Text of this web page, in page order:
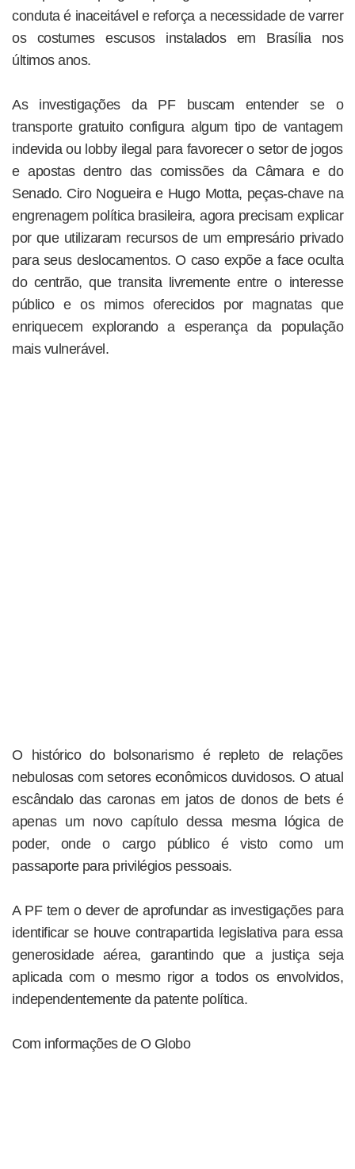
conduta é inaceitável e reforça a necessidade de varrer
os costumes escusos instalados em Brasília nos
últimos anos.
As investigações da PF buscam entender se o
transporte gratuito configura algum tipo de vantagem
indevida ou lobby ilegal para favorecer o setor de jogos
e apostas dentro das comissões da Câmara e do
Senado. Ciro Nogueira e Hugo Motta, peças-chave na
engrenagem política brasileira, agora precisam explicar
por que utilizaram recursos de um empresário privado
para seus deslocamentos. O caso expõe a face oculta
do centrão, que transita livremente entre o interesse
público e os mimos oferecidos por magnatas que
enriquecem explorando a esperança da população
mais vulnerável.
O histórico do bolsonarismo é repleto de relações
nebulosas com setores econômicos duvidosos. O atual
escândalo das caronas em jatos de donos de bets é
apenas um novo capítulo dessa mesma lógica de
poder, onde o cargo público é visto como um
passaporte para privilégios pessoais.
A PF tem o dever de aprofundar as investigações para
identificar se houve contrapartida legislativa para essa
generosidade aérea, garantindo que a justiça seja
aplicada com o mesmo rigor a todos os envolvidos,
independentemente da patente política.
Com informações de O Globo